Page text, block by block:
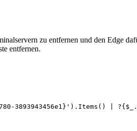
zu entfernen und den Edge
entfernen.
3893943456e1}').Items()